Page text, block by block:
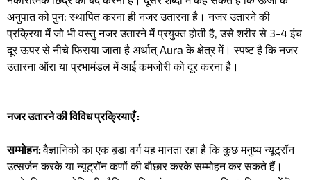
अनुपात को पुन: स्थापित करना ही नजर उतारना है। नजर उतारने की
प्रक्रिया में जो भी वस्तु नजर उतारने में प्रयुक्त होती है, उसे शरीर से 3-4 इंच
दूर ऊपर से नीचे फिराया जाता है अर्थात् Aura के क्षेत्र में। स्पष्ट है कि नजर
उतारना ऑरा या प्रभामंडल में आई कमजोरी को दूर करना है।
नजर उतारने की विविध प्रक्रियाएँ :
सम्मोहन:वैज्ञानिकों का एक ब़डा वर्ग यह मानता रहा है कि कुछ मनुष्य न्यूट्रॉन
उत्सर्जन करके या न्यूट्रॉन कणों की बौछार करके सम्मोहन कर सकते हैं।